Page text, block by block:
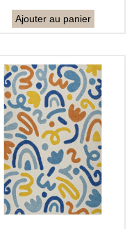
Ajouter au panier